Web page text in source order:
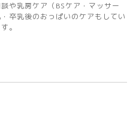
や乳房ケア（BSケア・マッサー
卒乳後のおっぱいのケアもしてい
。